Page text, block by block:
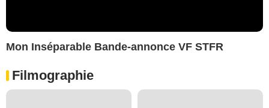
Mon Inséparable Bande-annonce VF STFR
Filmographie